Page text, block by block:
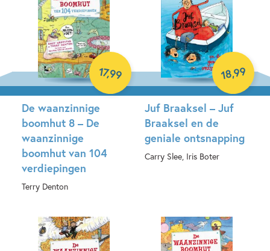
De waanzinnige
boomhut 8 – De
waanzinnige
boomhut van 104
verdiepingen
Terry Denton
17,99
Juf Braaksel – Juf
Braaksel en de
geniale ontsnapping
Carry Slee, Iris Boter
18,99